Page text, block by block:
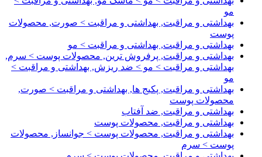
مو
بهداشتی و مراقبت, بهداشتی و مراقبت > صورت, محصولات
پوست
بهداشتی و مراقبت, بهداشتی و مراقبت > مو
بهداشتی و مراقبت, پرفروش ترین, محصولات پوست > سرم,
بهداشتی و مراقبت > مو > ضد ریزش, بهداشتی و مراقبت >
مو
بهداشتی و مراقبت, پکیج ها, بهداشتی و مراقبت > صورت,
محصولات پوست
بهداشتی و مراقبت, ضد آفتاب
بهداشتی و مراقبت, محصولات پوست
بهداشتی و مراقبت, محصولات پوست > جوانساز, محصولات
پوست > سرم